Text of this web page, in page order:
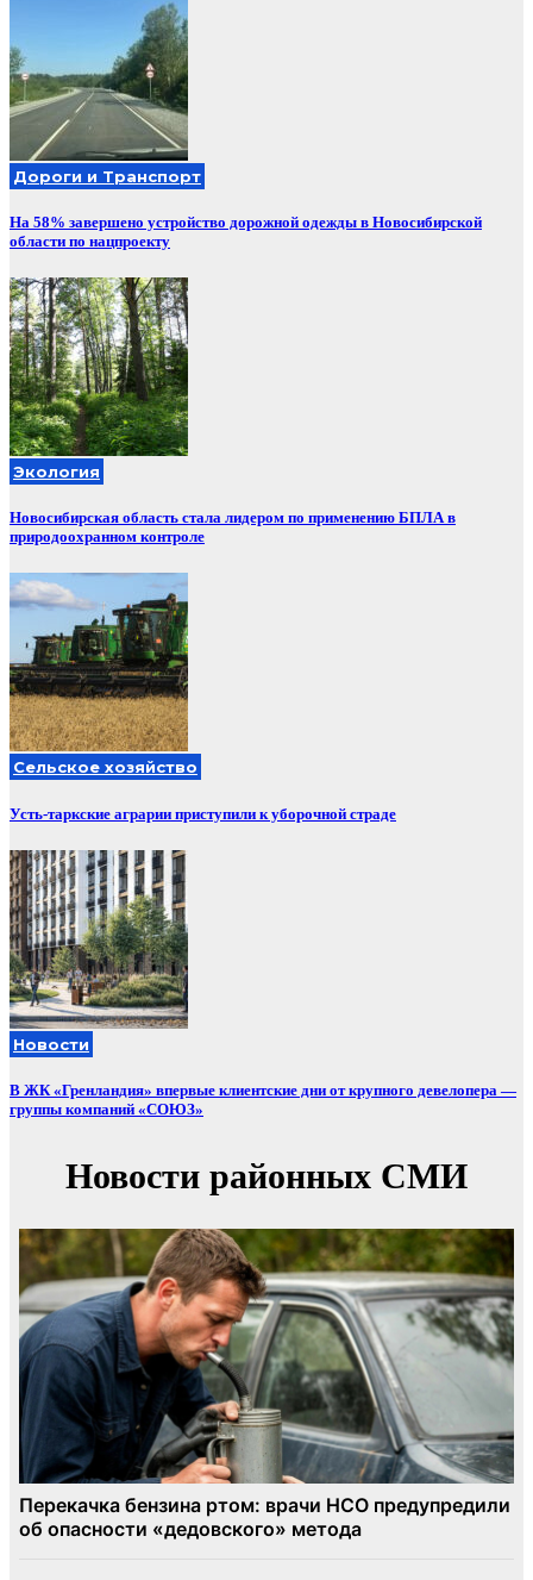
Дороги и Транспорт
На 58% завершено устройство дорожной одежды в Новосибирской
области по нацпроекту
Экология
Новосибирская область стала лидером по применению БПЛА в
природоохранном контроле
Сельское хозяйство
Усть-таркские аграрии приступили к уборочной страде
Новости
В ЖК «Гренландия» впервые клиентские дни от крупного девелопера —
группы компаний «СОЮЗ»